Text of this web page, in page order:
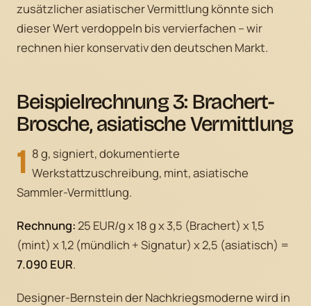
zusätzlicher asiatischer Vermittlung könnte sich
dieser Wert verdoppeln bis vervierfachen – wir
rechnen hier konservativ den deutschen Markt.
Beispielrechnung 3: Brachert-
Brosche, asiatische Vermittlung
1 8 g, signiert, dokumentierte
Werkstattzuschreibung, mint, asiatische
Sammler-Vermittlung.
Rechnung:25 EUR/g x 18 g x 3,5 (Brachert) x 1,5
(mint) x 1,2 (mündlich + Signatur) x 2,5 (asiatisch) =
7.090 EUR.
Designer-Bernstein der Nachkriegsmoderne wird in